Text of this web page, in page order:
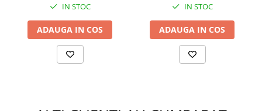
IN STOC
ADAUGA IN COS
IN STOC
ADAUGA IN COS